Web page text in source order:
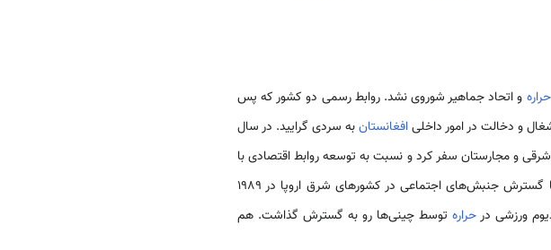
حراره و اتحاد جماهیر شوروی نشد. روابط رسمی دو کشور که پس
و دخالت در امور داخلیافغانستانبه سردی گرایید. در سال
شرقی و مجارستان سفر کرد و نسبت به توسعه روابط اقتصادی با
آن کشورها ابراز علاقه‌ مندی کرد. دیدگاه‌ها و مواضع سوسیالیستی موگابه هم زمان با گسترش جنبش‌های اجتماعی در کشورهای شرق اروپا در 1989
ورزشی درحراره توسط چینی‌ها رو به گسترش گذاشت. هم